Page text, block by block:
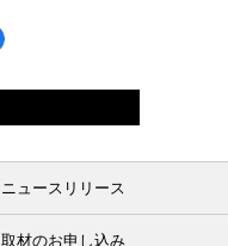
ニュースリリース
取材のお申し込み